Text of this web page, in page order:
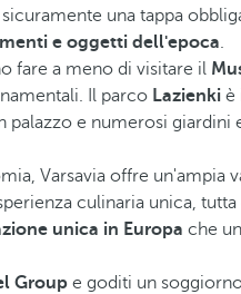
una tappa
e oggetti dell'epoca.
fare a meno di visitare il
Il parco Lazienki è
palazzo e numerosi giardini
Varsavia offre
culinaria unica, tutta
unica in Europa che
Group e goditi un